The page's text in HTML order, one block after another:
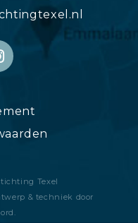
Texel
& techniek door
.